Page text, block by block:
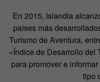
En 2015, Islandia
países más
Turismo de Aventura,
«Índice de Desarrollo del
para promover e
tipo